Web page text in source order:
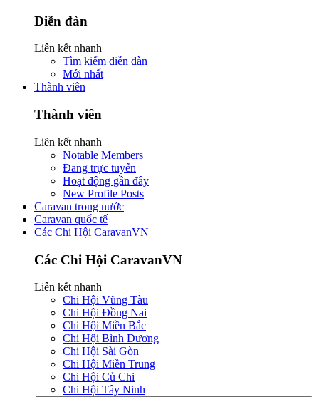
Diễn đàn
Liên kết nhanh
Tìm kiếm diễn đàn
Mới nhất
Thành viên
Thành viên
Liên kết nhanh
Notable Members
Đang trực tuyến
Hoạt động gần đây
New Profile Posts
Caravan trong nước
Caravan quốc tế
Các Chi Hội CaravanVN
Các Chi Hội CaravanVN
Liên kết nhanh
Chi Hội Vũng Tàu
Chi Hội Đồng Nai
Chi Hội Miền Bắc
Chi Hội Bình Dương
Chi Hội Sài Gòn
Chi Hội Miền Trung
Chi Hội Củ Chi
Chi Hội Tây Ninh